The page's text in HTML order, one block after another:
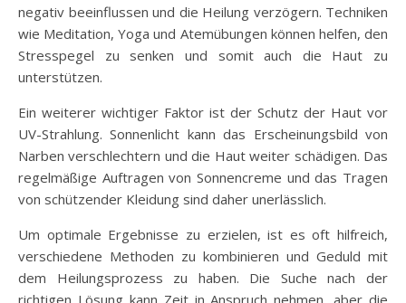
negativ beeinflussen und die Heilung verzögern. Techniken
wie Meditation, Yoga und Atemübungen können helfen, den
Stresspegel zu senken und somit auch die Haut zu
unterstützen.
Ein weiterer wichtiger Faktor ist der Schutz der Haut vor
UV-Strahlung. Sonnenlicht kann das Erscheinungsbild von
Narben verschlechtern und die Haut weiter schädigen. Das
regelmäßige Auftragen von Sonnencreme und das Tragen
von schützender Kleidung sind daher unerlässlich.
Um optimale Ergebnisse zu erzielen, ist es oft hilfreich,
verschiedene Methoden zu kombinieren und Geduld mit
dem Heilungsprozess zu haben. Die Suche nach der
richtigen Lösung kann Zeit in Anspruch nehmen, aber die